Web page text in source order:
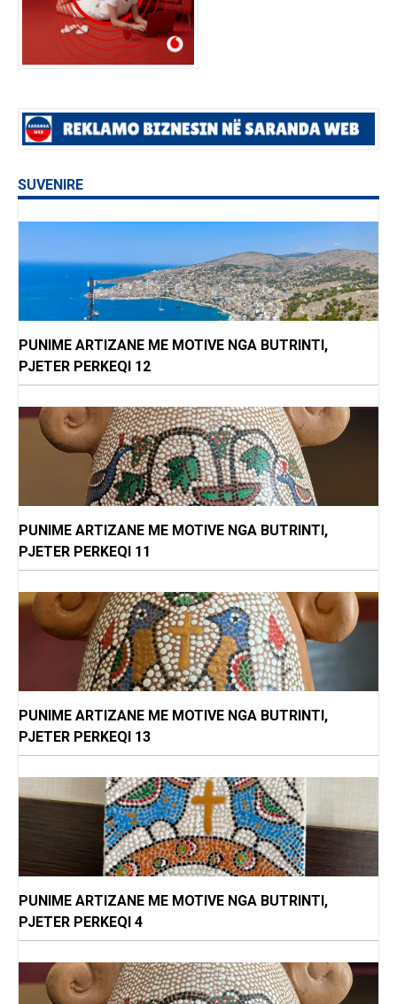
SUVENIRE
PUNIME ARTIZANE ME MOTIVE NGA BUTRINTI,
PJETER PERKEQI 12
PUNIME ARTIZANE ME MOTIVE NGA BUTRINTI,
PJETER PERKEQI 11
PUNIME ARTIZANE ME MOTIVE NGA BUTRINTI,
PJETER PERKEQI 13
PUNIME ARTIZANE ME MOTIVE NGA BUTRINTI,
PJETER PERKEQI 4